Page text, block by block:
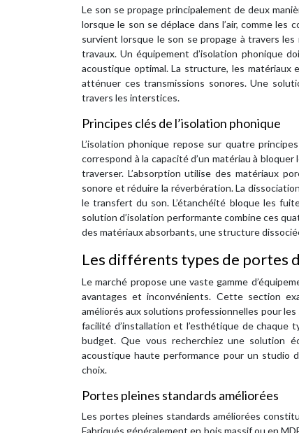
Le son se propage principalement de deux
lorsque le son se déplace dans l’air, comme
survient lorsque le son se propage à travers les
travaux. Un équipement d’isolation phonique
acoustique optimal. La structure, les
atténuer ces transmissions sonores. Une
travers les interstices.
Principes clés de l’isolation phonique
L’isolation phonique repose sur quatre
correspond à la capacité d’un matériau à
traverser. L’absorption utilise des matériaux
sonore et réduire la réverbération. La
le transfert du son. L’étanchéité bloque les
solution d’isolation performante combine ces
des matériaux absorbants, une structure
Les différents types de portes
Le marché propose une vaste gamme
avantages et inconvénients. Cette section
améliorés aux solutions professionnelles pour
facilité d’installation et l’esthétique de chaque
budget. Que vous recherchiez une solution
acoustique haute performance pour un studio
choix.
Portes pleines standards améliorées
Les portes pleines standards améliorées
Fabriqués généralement en bois massif ou en